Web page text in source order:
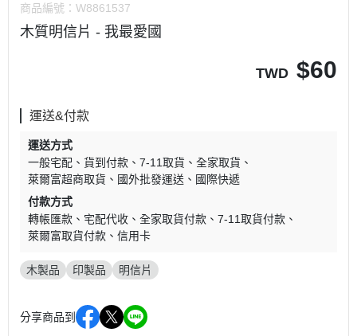
商品編號： W8861537
木質明信片 - 我最愛國
TWD $60
運送&付款
運送方式
一般宅配
貨到付款 7-11取貨
全家取貨
萊爾富超商取貨
國外批發運送
國際快遞
付款方式
轉帳匯款
宅配代收 全家取貨付款
7-11取貨付款
萊爾富取貨付款
信用卡
木製品 印製品 明信片
分享商品到